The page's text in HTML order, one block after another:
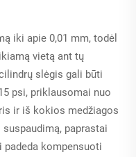
iki apie 0,01 mm, todėl
vietą ant tų
slėgis gali būti
psi, priklausomai nuo
ir iš kokios medžiagos
paprastai
padeda kompensuoti